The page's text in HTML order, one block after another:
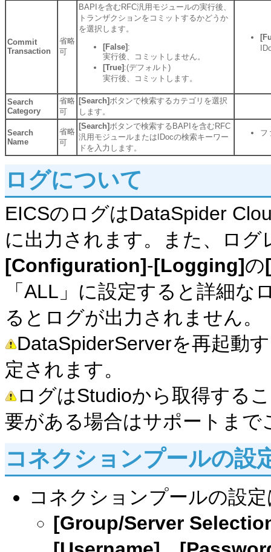
Commit
Transaction
省略
可
BAPIを含むRFC汎用モジュールの実行後、
トランザクションをコミットするかどうか
を選択します。
[False] :
実行後、コミットしません。
[True] :(デフォルト)
実行後、コミットします。
Search
Category
省略
可
[Search]ボタンで検索するカテゴリを選択
します。
Search
Name
省略
可
[Search]ボタンで検索するBAPIを含むRFC
汎用モジュールまたはIDocの検索キーワー
ドを入力します。
フ
ログについて
EICSのログはDataSpider
に出力されます。また、ログ
[Configuration]-[Logging]の
「ALL」に設定すると詳細
るとログが出力されません。
DataSpiderServerを再起動
定されます。
ログはStudioから取得する
要がある場合はサポートまで
コネクションプールの設
コネクションプールの設
[Group/Server